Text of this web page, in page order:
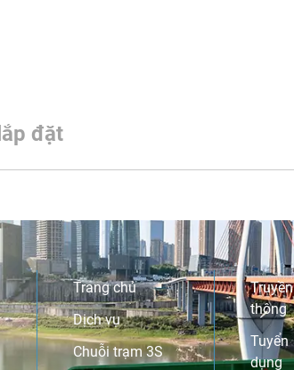
đặt
Trang chủ
Dịch vụ
Chuỗi trạm 3S
Truyền
thông
Tuyển
dụng